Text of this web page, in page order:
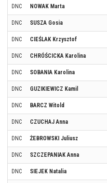
DNC NOWAK Marta
DNC SUSZA Gosia
DNC CIEŚLAK Krzysztof
DNC CHRÓŚCICKA Karolina
DNC SOBANIA Karolina
DNC GUZIKIEWICZ Kamil
DNC BARCZ Witold
DNC CZUCHAJ Anna
DNC ŻEBROWSKI Juliusz
DNC SZCZEPANIAK Anna
DNC SIEJEK Natalia